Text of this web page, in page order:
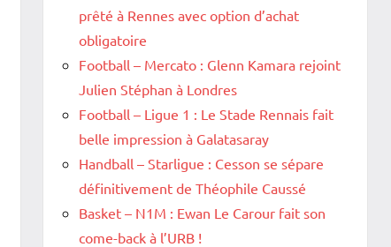
prêté à Rennes avec option d’achat
obligatoire
Football – Mercato : Glenn Kamara rejoint
Julien Stéphan à Londres
Football – Ligue 1 : Le Stade Rennais fait
belle impression à Galatasaray
Handball – Starligue : Cesson se sépare
définitivement de Théophile Caussé
Basket – N1M : Ewan Le Carour fait son
come-back à l’URB !